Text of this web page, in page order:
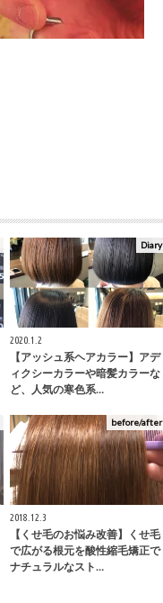
Diary
2020.1.2
【アッシュ系ヘアカラー】アデ
ィクシーカラーや暗髪カラーな
ど、人気の寒色系…
before/after
2018.12.3
【くせ毛のお悩み改善】くせ毛
で広がる根元を酸性縮毛矯正で
ナチュラルなスト…